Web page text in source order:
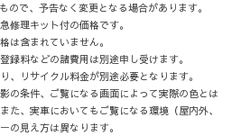
で、予告なく変更となる場合があります。
修理キット付の価格です。
は含まれていません。
料などの諸費用は別途申し受けます。
リサイクル料金が別途必要となります。
の条件、ご覧になる画面によって実際の色とは
た、実車においてもご覧になる環境（屋内外、
の見え方は異なります。